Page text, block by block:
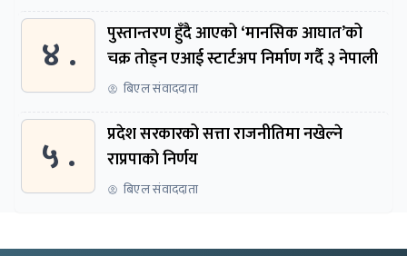
४ .
पुस्तान्तरण हुँदै आएको ‘मानसिक आघात’को
चक्र तोड्न एआई स्टार्टअप निर्माण गर्दै ३ नेपाली
बिएल संवाददाता
५ .
प्रदेश सरकारको सत्ता राजनीतिमा नखेल्ने
राप्रपाको निर्णय
बिएल संवाददाता